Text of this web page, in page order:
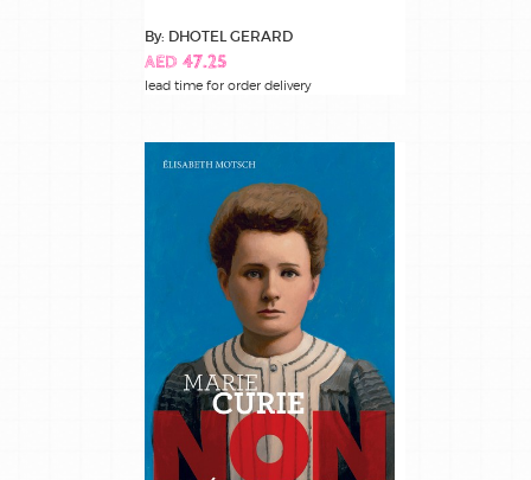
By: DHOTEL GERARD
AED 47.25
lead time for order delivery